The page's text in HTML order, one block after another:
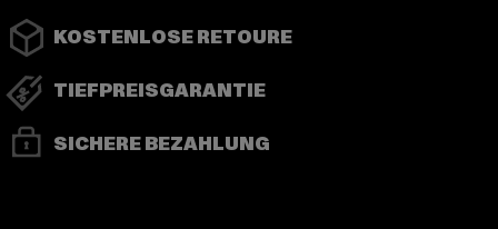
KOSTENLOSE RETOURE
TIEFPREISGARANTIE
SICHERE BEZAHLUNG